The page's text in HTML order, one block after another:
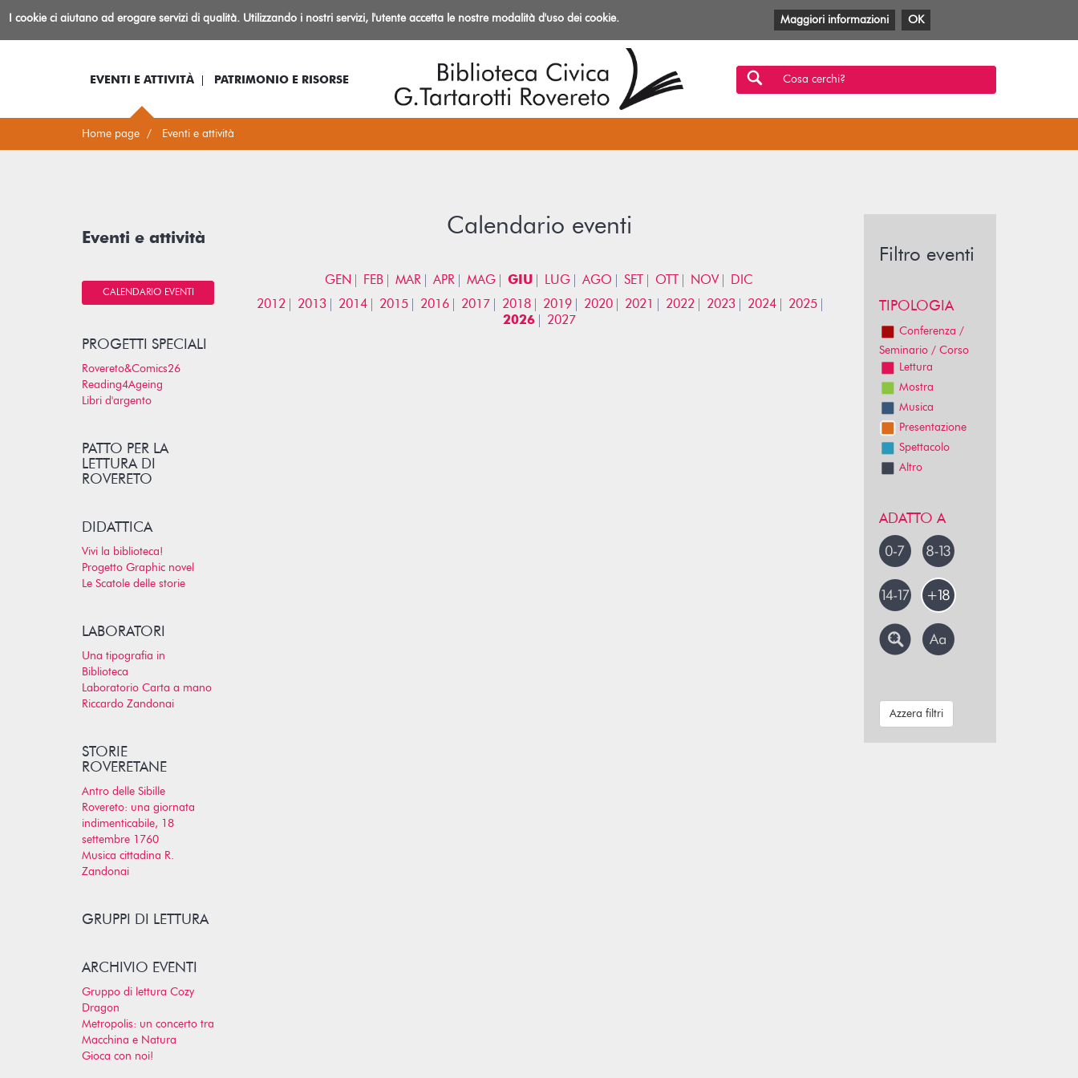
BibliotecaIo sono... Log-in Informazioni
Facebook
TwitterYouTube
Anobii
SBTMlol
EVENTI E ATTIVITÀ PATRIMONIO E RISORSE Cosa cerchi?
Home page Eventi e attività
Calendario eventi
GEN FEB MAR APR MAG GIU LUG AGO SET OTT NOV
DIC
2012
2013 2014 2015 2016 2017 2018 2019 2020 2021 2022 2023 2024
2025
2026
2027
Eventi e attività
CALENDARIO EVENTI
PROGETTI SPECIALI
Rovereto&Comics26
Reading4Ageing
Libri d'argento
PATTO PER LA
LETTURA DI
ROVERETO
DIDATTICA
Vivi la biblioteca!
Progetto Graphic novel
Le Scatole delle storie
LABORATORI
Una tipografia in
Biblioteca
Laboratorio Carta a mano
Riccardo Zandonai
STORIE
ROVERETANE
Antro delle Sibille
Rovereto: una giornata
indimenticabile, 18
settembre 1760
Musica cittadina R.
Zandonai
GRUPPI DI LETTURA
ARCHIVIO EVENTI
Gruppo di lettura Cozy
Dragon
Metropolis: un concerto tra
Macchina e Natura
Gioca con noi!
Filtro eventi
TIPOLOGIA
Conferenza /
Seminario / Corso
Lettura
Mostra
Musica
Presentazione
Spettacolo
Altro
ADATTO A
Azzera filtri
I cookie ci aiutano ad erogare servizi di qualità. Utilizzando i nostri servizi, l'utente accetta le nostre modalità d'uso dei cookie. Maggiori informazioni OK